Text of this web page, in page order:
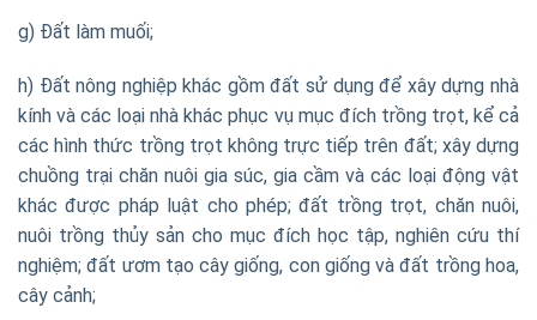
g) Đất làm muối;
h) Đất nông nghiệp khác gồm đất sử dụng để xây dựng nhà
kính và các loại nhà khác phục vụ mục đích trồng trọt, kể cả
các hình thức trồng trọt không trực tiếp trên đất; xây dựng
chuồng trại chăn nuôi gia súc, gia cầm và các loại động vật
khác được pháp luật cho phép; đất trồng trọt, chăn nuôi,
nuôi trồng thủy sản cho mục đích học tập, nghiên cứu thí
nghiệm; đất ươm tạo cây giống, con giống và đất trồng hoa,
cây cảnh;